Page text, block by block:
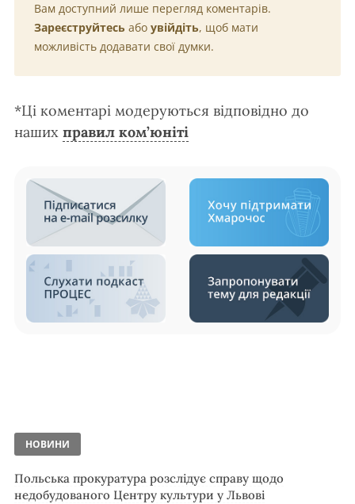
Вам доступний лише перегляд коментарів.
Зареєструйтесь або увійдіть, щоб мати
можливість додавати свої думки.
*Ці коментарі модеруються відповідно до
наших правил ком’юніті
НОВИНИ
Польська прокуратура розслідує справу щодо
недобудованого Центру культури у Львові